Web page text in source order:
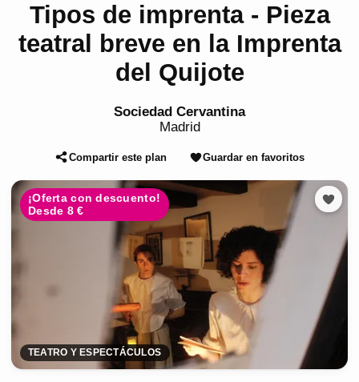
Tipos de imprenta - Pieza
teatral breve en la Imprenta
del Quijote
Sociedad Cervantina
Madrid
Compartir este plan Guardar en favoritos
¡Oferta con descuento!
Desde 8 €
TEATRO Y ESPECTÁCULOS